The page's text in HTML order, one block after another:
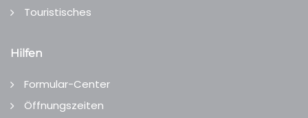
Touristisches
Hilfen
Formular-Center
Öffnungszeiten